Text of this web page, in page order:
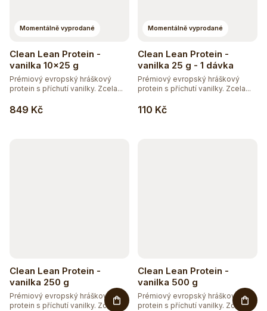
Momentálně vyprodané
Clean Lean Protein -
vanilka 10x25 g
849 Kč
Prémiový evropský hráškový
protein s příchutí vanilky. Zcela...
Momentálně vyprodané
Clean Lean Protein -
vanilka 25 g - 1 dávka
110 Kč
Prémiový evropský hráškový
protein s příchutí vanilky. Zcela...
Clean Lean Protein -
vanilka 250 g
Prémiový evropský hráškový
protein s příchutí vanilky. Zcela...
Clean Lean Protein -
vanilka 500 g
Prémiový evropský hráškový
protein s příchutí vanilky. Zcela...